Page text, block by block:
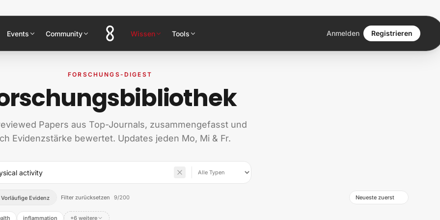
Events Community Wissen Tools Anmelden Registrieren
FORSCHUNGS-DIGEST
Papers aus Top-Journals, zusammengefasst und
Evidenzstärke bewertet. Updates jeden Mo, Mi & Fr.
Vorläufige Evidenz Filter zurücksetzen 9/200
inflammation +6 weitere